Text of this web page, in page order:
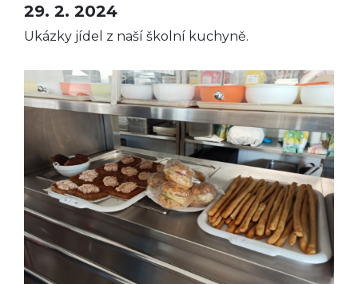
29. 2. 2024
Ukázky jídel z naší školní kuchyně.